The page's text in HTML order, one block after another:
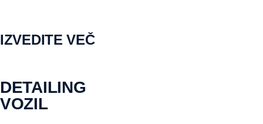
IZVEDITE VEČ
DETAILING
VOZIL